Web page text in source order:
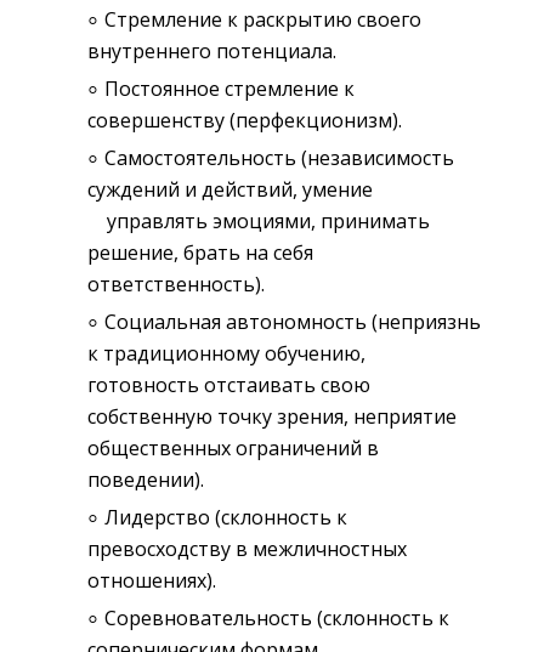
Стремление к раскрытию своего
внутреннего потенциала.
Постоянное стремление к
совершенству (перфекционизм).
Самостоятельность (независимость
суждений и действий, умение
управлять эмоциями, принимать
решение, брать на себя
ответственность).
Социальная автономность (неприязнь
к традиционному обучению,
готовность отстаивать свою
собственную точку зрения, неприятие
общественных ограничений в
поведении).
Лидерство (склонность к
превосходству в межличностных
отношениях).
Соревновательность (склонность к